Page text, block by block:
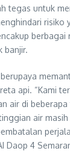
tegas untuk
risiko
banjir.
api. “Kami
air di
air
Daop 4